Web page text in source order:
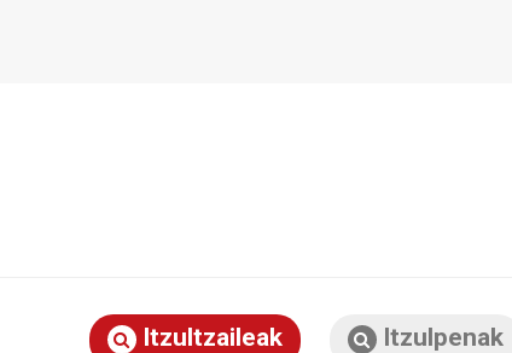
Itzultzaileak Itzulpenak